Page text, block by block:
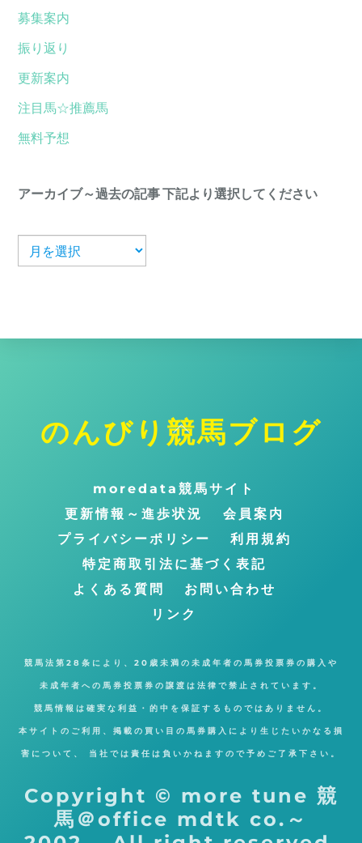
募集案内
振り返り
更新案内
注目馬☆推薦馬
無料予想
アーカイブ～過去の記事 下記より選択してください
ー
ト
のんびり競馬ブログ
moredata競馬サイト
更新情報～進歩状況
会員案内
プライバシーポリシー
利用規約
特定商取引法に基づく表記
よくある質問
お問い合わせ
リンク
競馬法第28条により、20歳未満の未成年者の馬券投票券の購入や
未成年者への馬券投票券の譲渡は法律で禁止されています。
競馬情報は確実な利益・的中を保証するものではありません。
本サイトのご利用、掲載の買い目の馬券購入により生じたいかなる損
害について、 当社では責任は負いかねますので予めご了承下さい。
Copyright © more tune 競
馬＠office mdtk co.～